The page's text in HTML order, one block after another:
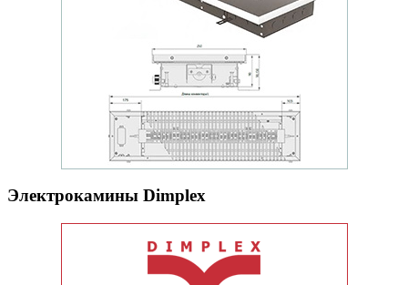
Электрокамины Dimplex